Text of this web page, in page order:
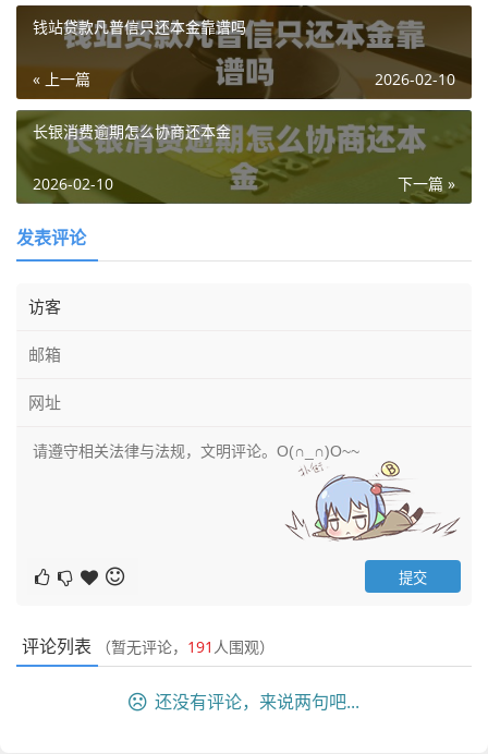
钱站贷款凡普信只还本金靠谱吗
« 上一篇 2026-02-10
长银消费逾期怎么协商还本金
下一篇 »
2026-02-10
发表评论
评论列表 （暂无评论， 191 人围观）
还没有评论，来说两句吧...